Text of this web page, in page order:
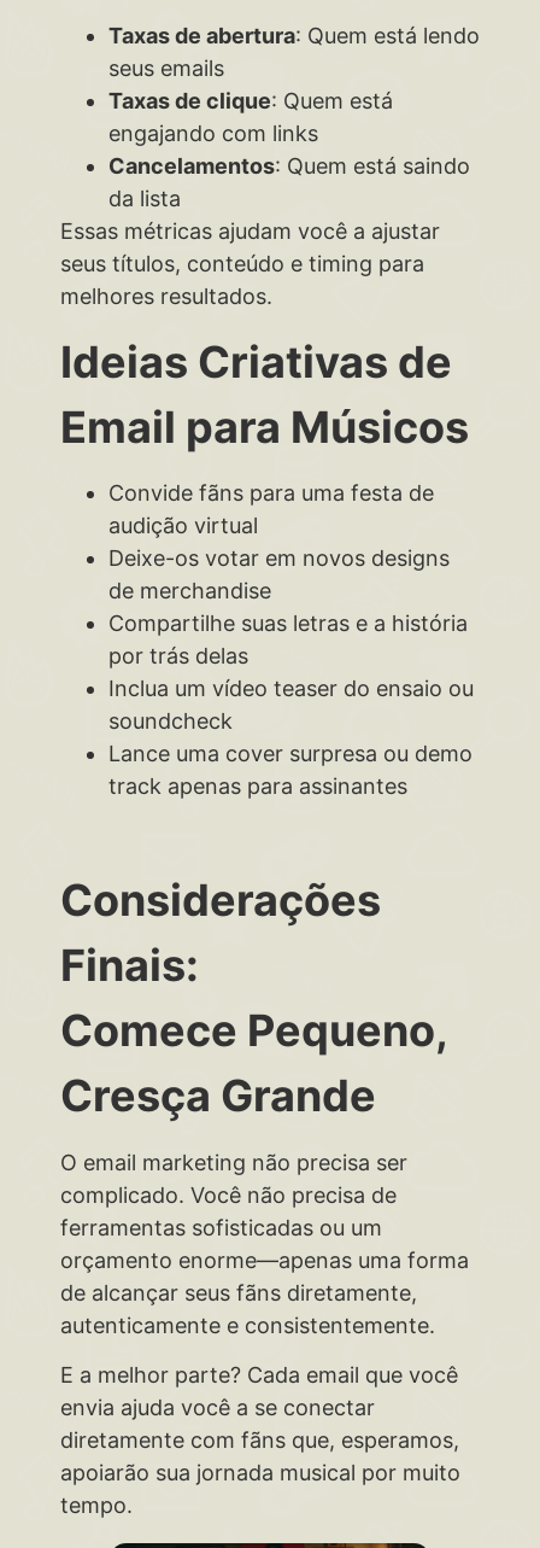
Taxas de abertura: Quem está lendo
seus emails
Taxas de clique: Quem está
engajando com links
Cancelamentos: Quem está saindo
da lista
Essas métricas ajudam você a ajustar
seus títulos, conteúdo e timing para
melhores resultados.
Ideias Criativas de
Email para Músicos
Convide fãns para uma festa de
audição virtual
Deixe-os votar em novos designs
de merchandise
Compartilhe suas letras e a história
por trás delas
Inclua um vídeo teaser do ensaio ou
soundcheck
Lance uma cover surpresa ou demo
track apenas para assinantes
Considerações
Finais:
Comece Pequeno,
Cresça Grande
O email marketing não precisa ser
complicado. Você não precisa de
ferramentas sofisticadas ou um
orçamento enorme—apenas uma forma
de alcançar seus fãns diretamente,
autenticamente e consistentemente.
E a melhor parte? Cada email que você
envia ajuda você a se conectar
diretamente com fãns que, esperamos,
apoiarão sua jornada musical por muito
tempo.